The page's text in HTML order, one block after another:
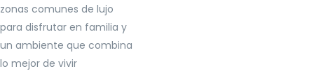
zonas comunes de lujo
para disfrutar en familia y
un ambiente que combina
lo mejor de vivir